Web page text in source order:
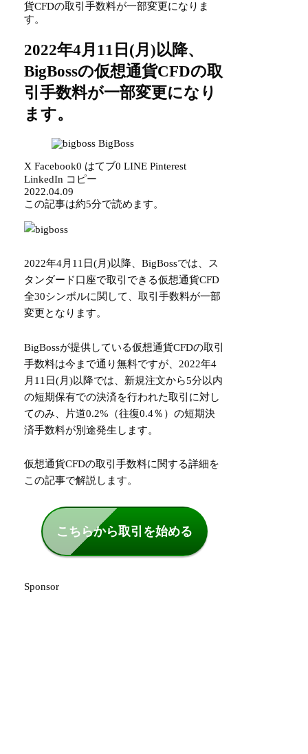
貨CFDの取引手数料が一部変更になりま
す。
2022年4月11日(月)以降、
BigBossの仮想通貨CFDの取
引手数料が一部変更になり
ます。
BigBoss
X Facebook0 はてブ0 LINE Pinterest
LinkedIn コピー
2022.04.09
この記事は約5分で読めます。
2022年4月11日(月)以降、BigBossでは、ス
タンダード口座で取引できる仮想通貨CFD
全30シンボルに関して、取引手数料が一部
変更となります。
BigBossが提供している仮想通貨CFDの取引
手数料は今まで通り無料ですが、2022年4
月11日(月)以降では、新規注文から5分以内
の短期保有での決済を行われた取引に対し
てのみ、片道0.2%（往復0.4％）の短期決
済手数料が別途発生します。
仮想通貨CFDの取引手数料に関する詳細を
この記事で解説します。
こちらから取引を始める
Sponsor